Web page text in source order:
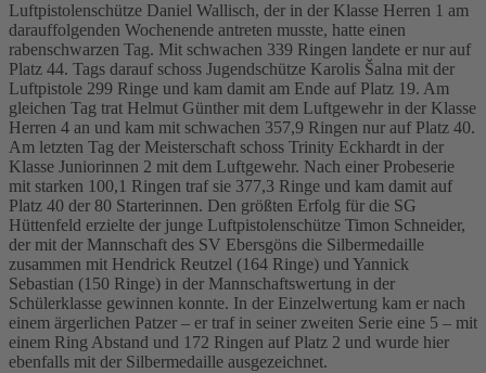
Luftpistolenschütze Daniel Wallisch, der in der Klasse Herren 1 am
darauffolgenden Wochenende antreten musste, hatte einen
rabenschwarzen Tag. Mit schwachen 339 Ringen landete er nur auf
Platz 44. Tags darauf schoss Jugendschütze Karolis Šalna mit der
Luftpistole 299 Ringe und kam damit am Ende auf Platz 19. Am
gleichen Tag trat Helmut Günther mit dem Luftgewehr in der Klasse
Herren 4 an und kam mit schwachen 357,9 Ringen nur auf Platz 40.
Am letzten Tag der Meisterschaft schoss Trinity Eckhardt in der
Klasse Juniorinnen 2 mit dem Luftgewehr. Nach einer Probeserie
mit starken 100,1 Ringen traf sie 377,3 Ringe und kam damit auf
Platz 40 der 80 Starterinnen. Den größten Erfolg für die SG
Hüttenfeld erzielte der junge Luftpistolenschütze Timon Schneider,
der mit der Mannschaft des SV Ebersgöns die Silbermedaille
zusammen mit Hendrick Reutzel (164 Ringe) und Yannick
Sebastian (150 Ringe) in der Mannschaftswertung in der
Schülerklasse gewinnen konnte. In der Einzelwertung kam er nach
einem ärgerlichen Patzer – er traf in seiner zweiten Serie eine 5 – mit
einem Ring Abstand und 172 Ringen auf Platz 2 und wurde hier
ebenfalls mit der Silbermedaille ausgezeichnet.